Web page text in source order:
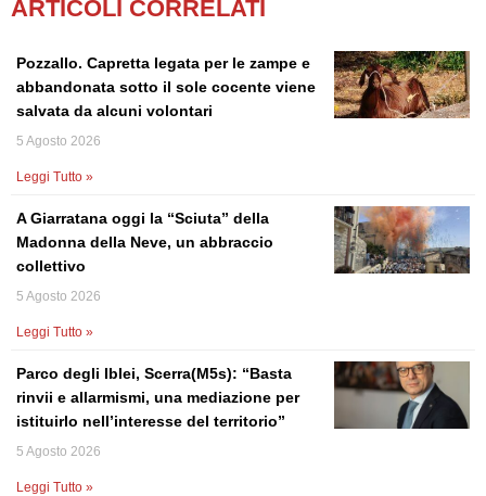
ARTICOLI CORRELATI
Pozzallo. Capretta legata per le zampe e
abbandonata sotto il sole cocente viene
salvata da alcuni volontari
5 Agosto 2026
Leggi Tutto »
A Giarratana oggi la “Sciuta” della
Madonna della Neve, un abbraccio
collettivo
5 Agosto 2026
Leggi Tutto »
Parco degli Iblei, Scerra(M5s): “Basta
rinvii e allarmismi, una mediazione per
istituirlo nell’interesse del territorio”
5 Agosto 2026
Leggi Tutto »